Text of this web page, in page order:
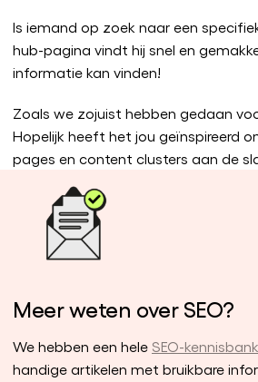
Is iemand op zoek naar een
hub-pagina vindt hij snel en
informatie kan vinden!
Zoals we zojuist hebben gedaan
Hopelijk heeft het jou geïnspireerd
pages en content clusters aan de
Meer weten over SEO?
We hebben een hele SEO-kennisbank
handige artikelen met bruikbare